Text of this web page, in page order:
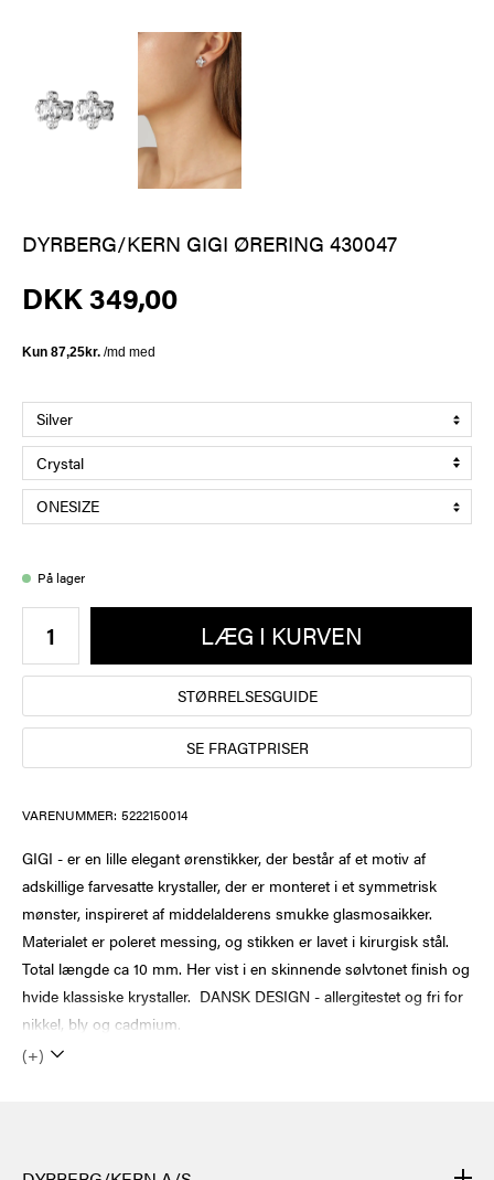
DYRBERG/KERN GIGI ØRERING 430047
DKK 349,00
På lager
LÆG I KURVEN
STØRRELSESGUIDE
SE FRAGTPRISER
VARENUMMER: 5222150014
GIGI - er en lille elegant ørenstikker, der består af et motiv af
adskillige farvesatte krystaller, der er monteret i et symmetrisk
mønster, inspireret af middelalderens smukke glasmosaikker.
Materialet er poleret messing, og stikken er lavet i kirurgisk stål.
Total længde ca 10 mm. Her vist i en skinnende sølvtonet finish og
hvide klassiske krystaller. DANSK DESIGN - allergitestet og fri for
nikkel, bly og cadmium.
(+)